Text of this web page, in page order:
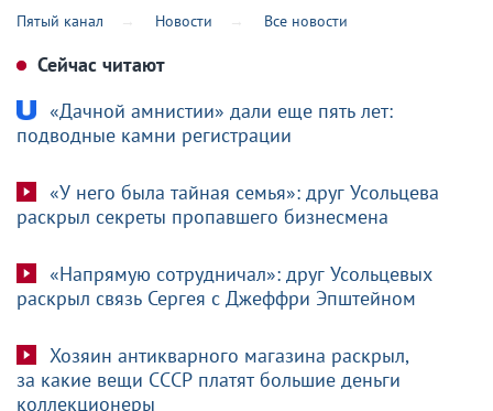
Пятый канал Новости Все новости
Сейчас читают
«Дачной амнистии» дали еще пять лет:
подводные камни регистрации
«У него была тайная семья»: друг Усольцева
раскрыл секреты пропавшего бизнесмена
«Напрямую сотрудничал»: друг Усольцевых
раскрыл связь Сергея с Джеффри Эпштейном
Хозяин антикварного магазина раскрыл,
за какие вещи СССР платят большие деньги
коллекционеры